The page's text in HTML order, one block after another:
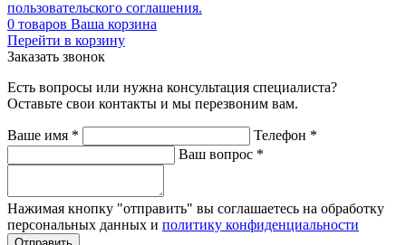
пользовательского соглашения.
0 товаров Ваша корзина
Перейти в корзину
Заказать звонок
Есть вопросы или нужна консультация специалиста?
Оставьте свои контакты и мы перезвоним вам.
Ваше имя * Телефон *
Ваш вопрос *
Нажимая кнопку "отправить" вы соглашаетесь на обработку
персональных данных и политику конфиденциальности